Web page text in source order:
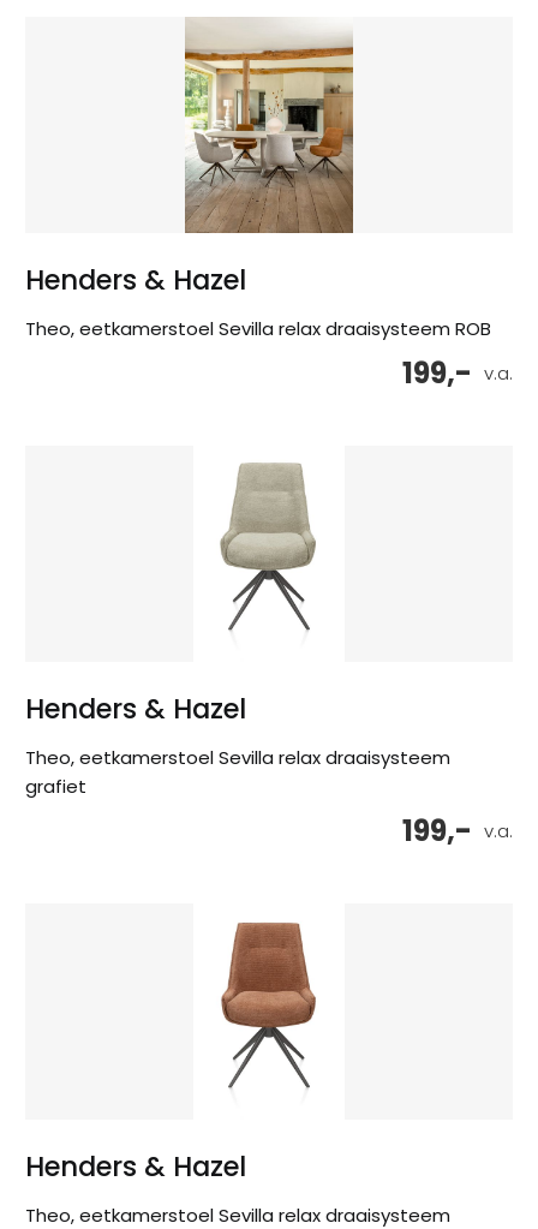
Henders & Hazel
Theo, eetkamerstoel Sevilla relax draaisysteem ROB
v.a.
199,-
Henders & Hazel
Theo, eetkamerstoel Sevilla relax draaisysteem
grafiet
v.a.
199,-
Henders & Hazel
Theo, eetkamerstoel Sevilla relax draaisysteem